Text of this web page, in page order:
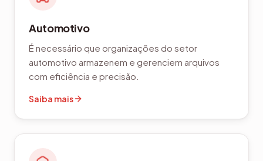
Automotivo
É necessário que organizações do setor
automotivo armazenem e gerenciem arquivos
com eficiência e precisão.
Saiba mais